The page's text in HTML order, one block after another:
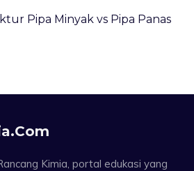
Pipa Minyak vs Pipa Panas
Kimia, portal edukasi yang